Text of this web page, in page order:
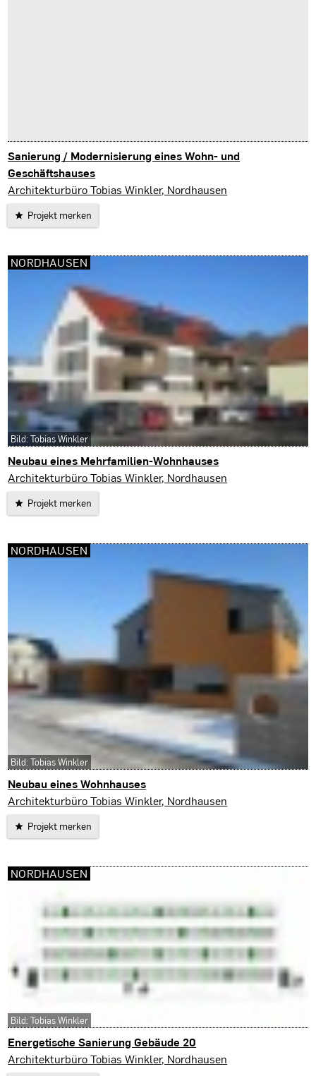
Sanierung / Modernisierung eines Wohn- und
Geschäftshauses
Nordhausen
Architekturbüro Tobias Winkler, Nordhausen
Projekt merken
Neubau eines Mehrfamilien-Wohnhauses
Nordhausen
Architekturbüro Tobias Winkler, Nordhausen
Projekt merken
NORDHAUSEN
Bild: Tobias Winkler
Neubau eines Wohnhauses
Nordhausen
Architekturbüro Tobias Winkler, Nordhausen
Projekt merken
NORDHAUSEN
Bild: Tobias Winkler
Energetische Sanierung Gebäude 20
Nordhausen
Architekturbüro Tobias Winkler, Nordhausen
NORDHAUSEN
Bild: Tobias Winkler